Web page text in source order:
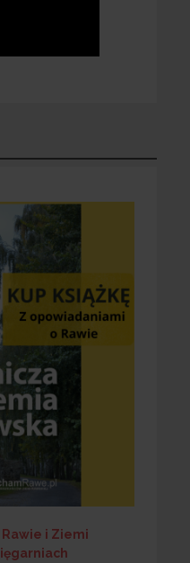
Rawie i Ziemi